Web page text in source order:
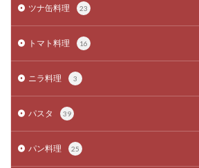
ツナ缶料理 23
トマト料理 16
ニラ料理 3
パスタ 39
パン料理 25